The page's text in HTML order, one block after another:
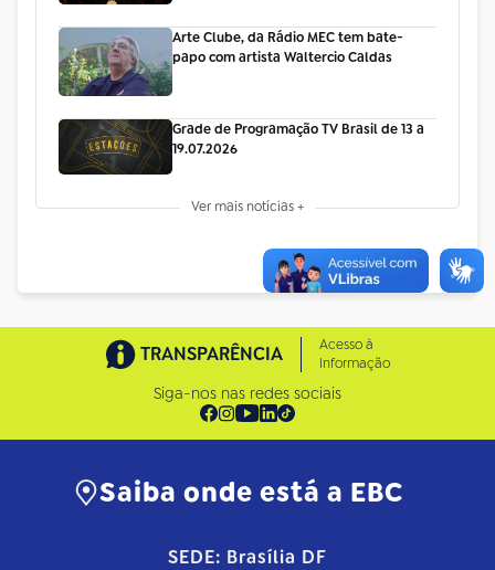
Arte Clube, da Rádio MEC tem bate-
papo com artista Waltercio Caldas
Grade de Programação TV Brasil de 13 a
19.07.2026
Ver mais notícias +
TRANSPARÊNCIA
Acesso à
Informação
Siga-nos nas redes sociais
Saiba onde está a EBC
SEDE: Brasília DF